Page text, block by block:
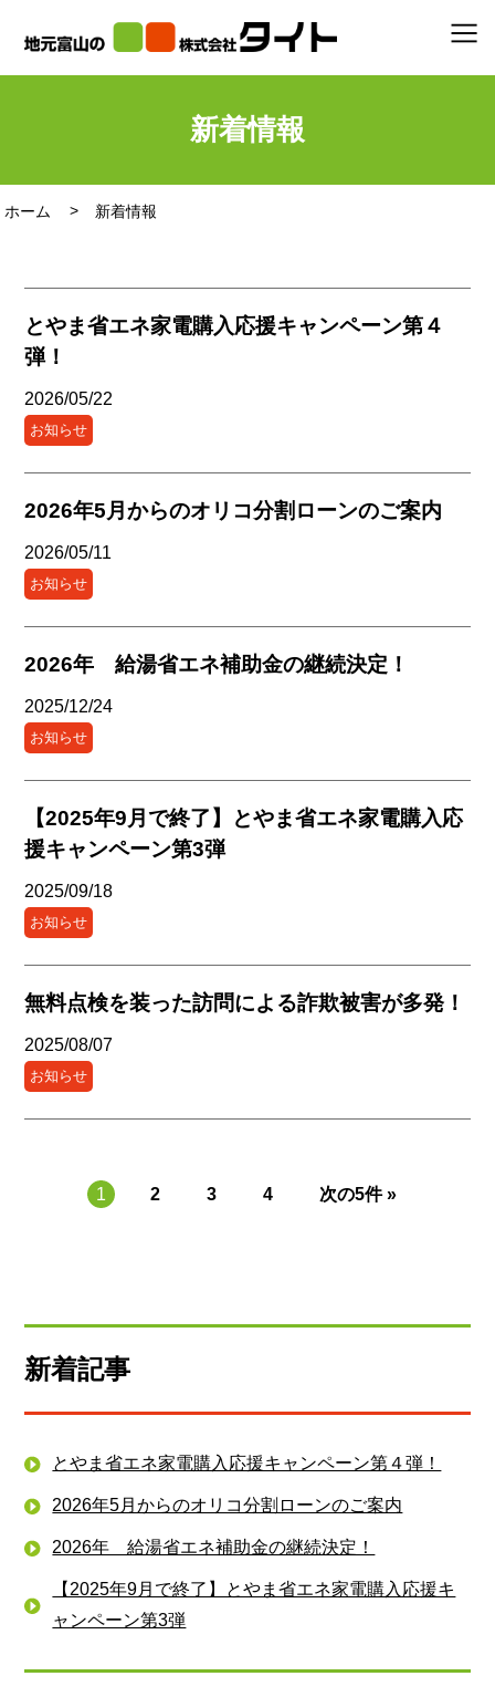
新着情報
ホーム 新着情報
とやま省エネ家電購入応援キャンペーン第４
弾！
2026/05/22
お知らせ
2026年5月からのオリコ分割ローンのご案内
2026/05/11
お知らせ
2026年 給湯省エネ補助金の継続決定！
2025/12/24
お知らせ
【2025年9月で終了】とやま省エネ家電購入応
援キャンペーン第3弾
2025/09/18
お知らせ
無料点検を装った訪問による詐欺被害が多発！
2025/08/07
お知らせ
1 2 3 4 次の5件 »
新着記事
とやま省エネ家電購入応援キャンペーン第４弾！
2026年5月からのオリコ分割ローンのご案内
2026年 給湯省エネ補助金の継続決定！
【2025年9月で終了】とやま省エネ家電購入応援キ
ャンペーン第3弾